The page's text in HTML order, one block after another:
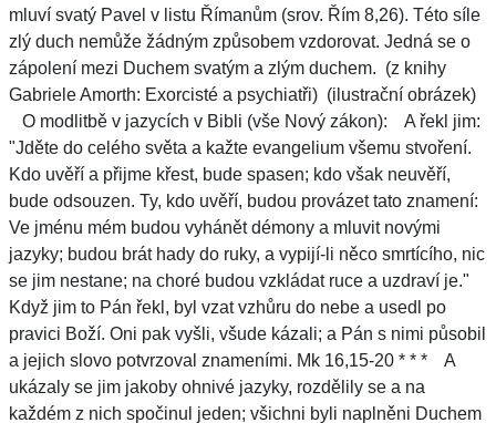
mluví svatý Pavel v listu Římanům (srov. Řím 8,26). Této síle
zlý duch nemůže žádným způsobem vzdorovat. Jedná se o
zápolení mezi Duchem svatým a zlým duchem. (z knihy
Gabriele Amorth: Exorcisté a psychiatři) (ilustrační obrázek)
O modlitbě v jazycích v Bibli (vše Nový zákon): A řekl jim:
"Jděte do celého světa a kažte evangelium všemu stvoření.
Kdo uvěří a přijme křest, bude spasen; kdo však neuvěří,
bude odsouzen. Ty, kdo uvěří, budou provázet tato znamení:
Ve jménu mém budou vyhánět démony a mluvit novými
jazyky; budou brát hady do ruky, a vypijí-li něco smrtícího, nic
se jim nestane; na choré budou vzkládat ruce a uzdraví je."
Když jim to Pán řekl, byl vzat vzhůru do nebe a usedl po
pravici Boží. Oni pak vyšli, všude kázali; a Pán s nimi působil
a jejich slovo potvrzoval znameními. Mk 16,15-20 * * * A
ukázaly se jim jakoby ohnivé jazyky, rozdělily se a na
každém z nich spočinul jeden; všichni byli naplněni Duchem